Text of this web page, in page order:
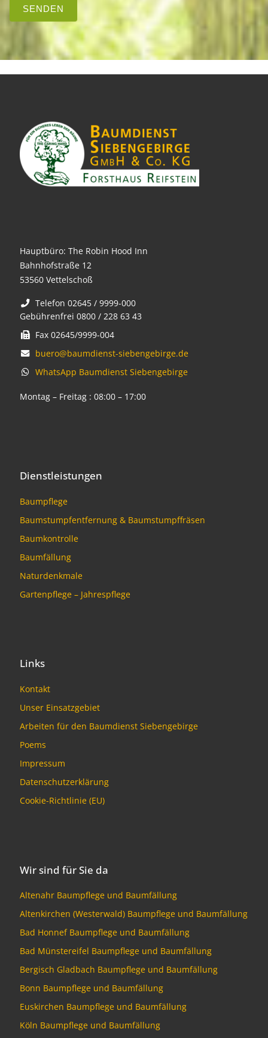
SENDEN
Hauptbüro: The Robin Hood Inn
Bahnhofstraße 12
53560 Vettelschoß
Telefon 02645 / 9999-000
Gebührenfrei 0800 / 228 63 43
Fax 02645/9999-004
buero@baumdienst-siebengebirge.de
WhatsApp Baumdienst Siebengebirge
Montag – Freitag : 08:00 – 17:00
Dienstleistungen
Baumpflege
Baumstumpfentfernung & Baumstumpffräsen
Baumkontrolle
Baumfällung
Naturdenkmale
Gartenpflege – Jahrespflege
Links
Kontakt
Unser Einsatzgebiet
Arbeiten für den Baumdienst Siebengebirge
Poems
Impressum
Datenschutzerklärung
Cookie-Richtlinie (EU)
Wir sind für Sie da
Altenahr Baumpflege und Baumfällung
Altenkirchen (Westerwald) Baumpflege und Baumfällung
Bad Honnef Baumpflege und Baumfällung
Bad Münstereifel Baumpflege und Baumfällung
Bergisch Gladbach Baumpflege und Baumfällung
Bonn Baumpflege und Baumfällung
Euskirchen Baumpflege und Baumfällung
Köln Baumpflege und Baumfällung